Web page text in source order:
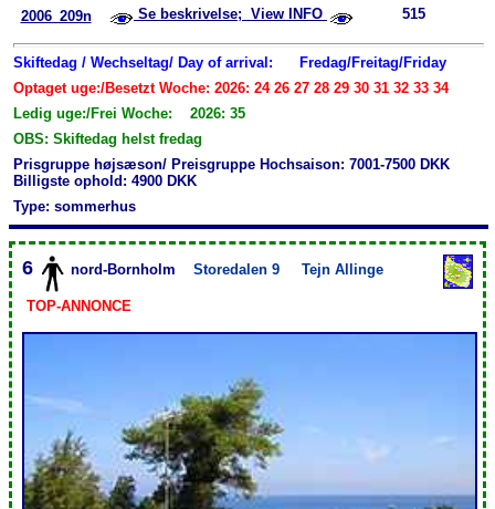
2006_209n
Se beskrivelse; View INFO 515
Skiftedag / Wechseltag/ Day of arrival:
Fredag/Freitag/Friday
Optaget uge:/Besetzt Woche: 2026: 24 26 27 28 29 30 31 32 33 34
Ledig uge:/Frei Woche: 2026: 35
OBS: Skiftedag helst fredag
Prisgruppe højsæson/ Preisgruppe Hochsaison: 7001-7500 DKK
Billigste ophold: 4900 DKK
Type: sommerhus
6 nord-Bornholm Storedalen 9 Tejn Allinge
TOP-ANNONCE